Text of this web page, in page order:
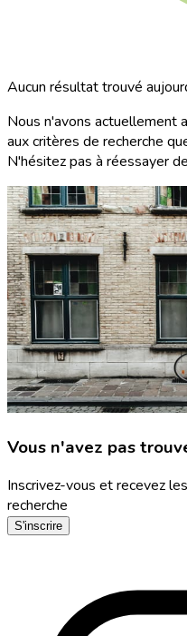
Aucun résultat trouvé
Nous n'avons actuellement
aux critères de recherche
N'hésitez pas à réessayer
Vous n'avez pas
Inscrivez-vous et recevez
recherche
S'inscrire